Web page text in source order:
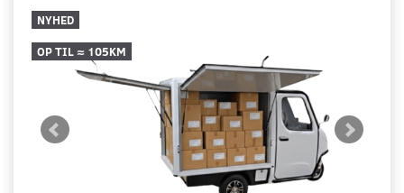
NYHED
OP TIL ≈ 105KM